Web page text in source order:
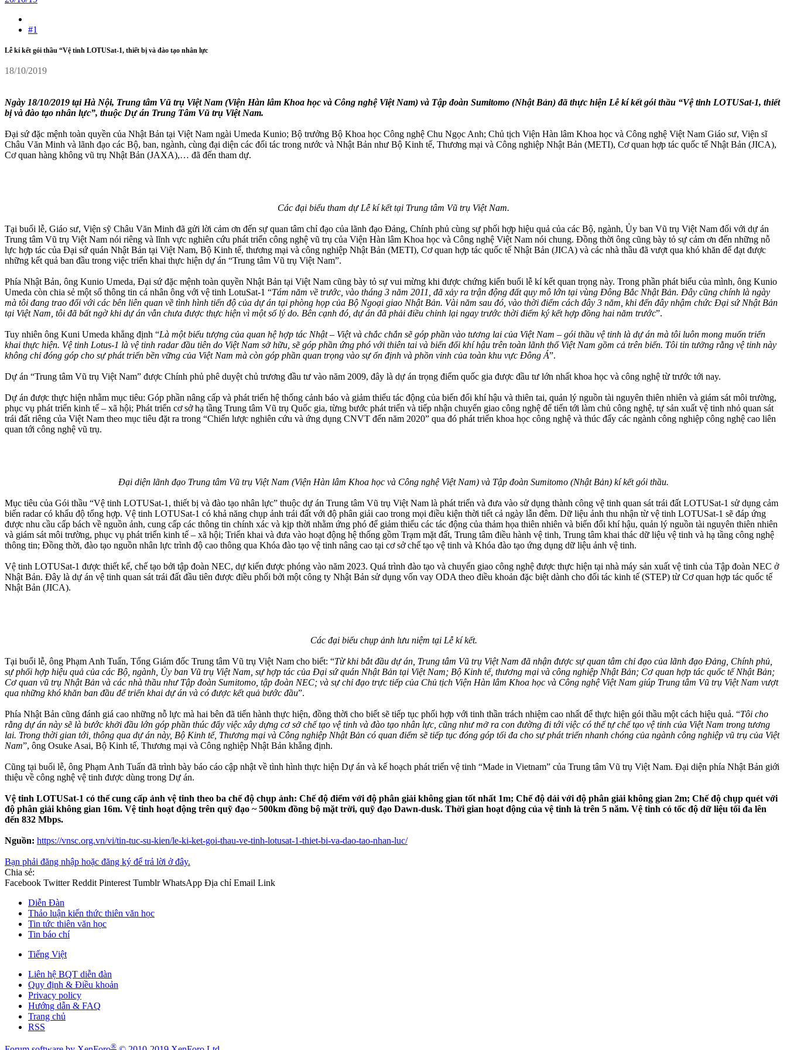
#1
Lễ kí kết gói thầu “Vệ tinh LOTUSat-1, thiết bị và đào tạo nhân lực
18/10/2019
Ngày 18/10/2019 tại Hà Nội, Trung tâm Vũ trụ Việt Nam (Viện Hàn lâm Khoa học và Công nghệ Việt Nam) và Tập đoàn Sumitomo (Nhật Bản) đã thực hiện Lễ kí kết gói thầu “Vệ tinh LOTUSat-1, thiết
bị và đào tạo nhân lực”, thuộc Dự án Trung Tâm Vũ trụ Việt Nam.
Đại sứ đặc mệnh toàn quyền của Nhật Bản tại Việt Nam ngài Umeda Kunio; Bộ trưởng Bộ Khoa học Công nghệ Chu Ngọc Anh; Chủ tịch Viện Hàn lâm Khoa học và Công nghệ Việt Nam Giáo sư, Viện sĩ
Châu Văn Minh và lãnh đạo các Bộ, ban, ngành, cùng đại diện các đối tác trong nước và Nhật Bản như Bộ Kinh tế, Thương mại và Công nghiệp Nhật Bản (METI), Cơ quan hợp tác quốc tế Nhật Bản (JICA),
Cơ quan hàng không vũ trụ Nhật Bản (JAXA),… đã đến tham dự.
Các đại biểu tham dự Lễ kí kết tại Trung tâm Vũ trụ Việt Nam.
Tại buổi lễ, Giáo sư, Viện sỹ Châu Văn Minh đã gửi lời cảm ơn đến sự quan tâm chỉ đạo của lãnh đạo Đảng, Chính phủ cùng sự phối hợp hiệu quả của các Bộ, ngành, Ủy ban Vũ trụ Việt Nam đối với dự án
Trung tâm Vũ trụ Việt Nam nói riêng và lĩnh vực nghiên cứu phát triển công nghệ vũ trụ của Viện Hàn lâm Khoa học và Công nghệ Việt Nam nói chung. Đồng thời ông cũng bày tỏ sự cảm ơn đến những nỗ
lực hợp tác của Đại sứ quán Nhật Bản tại Việt Nam, Bộ Kinh tế, thương mại và công nghiệp Nhật Bản (METI), Cơ quan hợp tác quốc tế Nhật Bản (JICA) và các nhà thầu đã vượt qua khó khăn để đạt được
những kết quả ban đầu trong việc triển khai thực hiện dự án “Trung tâm Vũ trụ Việt Nam”.
Phía Nhật Bản, ông Kunio Umeda, Đại sứ đặc mệnh toàn quyền Nhật Bản tại Việt Nam cũng bày tỏ sự vui mừng khi được chứng kiến buổi lễ kí kết quan trọng này. Trong phần phát biểu của mình, ông Kunio
Umeda còn chia sẻ một số thông tin cá nhân ông với vệ tinh LotuSat-1 “Tám năm về trước, vào tháng 3 năm 2011, đã xảy ra trận động đất quy mô lớn tại vùng Đông Bắc Nhật Bản. Đây cũng chính là ngày
mà tôi đang trao đổi với các bên liên quan về tình hình tiến độ của dự án tại phòng họp của Bộ Ngoại giao Nhật Bản. Vài năm sau đó, vào thời điểm cách đây 3 năm, khi đến đây nhậm chức Đại sứ Nhật Bản
tại Việt Nam, tôi đã bất ngờ khi dự án vẫn chưa được thực hiện vì một số lý do. Bên cạnh đó, dự án đã phải điều chỉnh lại ngay trước thời điểm ký kết hợp đồng hai năm trước”.
Tuy nhiên ông Kuni Umeda khẳng định “Là một biểu tượng của quan hệ hợp tác Nhật – Việt và chắc chắn sẽ góp phần vào tương lai của Việt Nam – gói thầu vệ tinh là dự án mà tôi luôn mong muốn triển
khai thực hiện. Vệ tinh Lotus-1 là vệ tinh radar đầu tiên do Việt Nam sở hữu, sẽ góp phần ứng phó với thiên tai và biến đổi khí hậu trên toàn lãnh thổ Việt Nam gồm cả trên biển. Tôi tin tưởng rằng vệ tinh này
không chỉ đóng góp cho sự phát triển bền vững của Việt Nam mà còn góp phần quan trọng vào sự ổn định và phồn vinh của toàn khu vực Đông Á”.
Dự án “Trung tâm Vũ trụ Việt Nam” được Chính phủ phê duyệt chủ trương đầu tư vào năm 2009, đây là dự án trọng điểm quốc gia được đầu tư lớn nhất khoa học và công nghệ từ trước tới nay.
Dự án được thực hiện nhằm mục tiêu: Góp phần nâng cấp và phát triển hệ thống cảnh báo và giảm thiểu tác động của biến đổi khí hậu và thiên tai, quản lý nguồn tài nguyên thiên nhiên và giám sát môi trường,
phục vụ phát triển kinh tế – xã hội; Phát triển cơ sở hạ tầng Trung tâm Vũ trụ Quốc gia, từng bước phát triển và tiếp nhận chuyển giao công nghệ để tiến tới làm chủ công nghệ, tự sản xuất vệ tinh nhỏ quan sát
trái đất riêng của Việt Nam theo mục tiêu đặt ra trong “Chiến lược nghiên cứu và ứng dụng CNVT đến năm 2020” qua đó phát triển khoa học công nghệ và thúc đẩy các ngành công nghiệp công nghệ cao liên
quan tới công nghệ vũ trụ.
Đại diện lãnh đạo Trung tâm Vũ trụ Việt Nam (Viện Hàn lâm Khoa học và Công nghệ Việt Nam) và Tập đoàn Sumitomo (Nhật Bản) kí kết gói thầu.
Mục tiêu của Gói thầu “Vệ tinh LOTUSat-1, thiết bị và đào tạo nhân lực” thuộc dự án Trung tâm Vũ trụ Việt Nam là phát triển và đưa vào sử dụng thành công vệ tinh quan sát trái đất LOTUSat-1 sử dụng cảm
biến radar có khẩu độ tổng hợp. Vệ tinh LOTUSat-1 có khả năng chụp ảnh trái đất với độ phân giải cao trong mọi điều kiện thời tiết cả ngày lẫn đêm. Dữ liệu ảnh thu nhận từ vệ tinh LOTUSat-1 sẽ đáp ứng
được nhu cầu cấp bách về nguồn ảnh, cung cấp các thông tin chính xác và kịp thời nhằm ứng phó để giảm thiểu các tác động của thảm họa thiên nhiên và biến đổi khí hậu, quản lý nguồn tài nguyên thiên nhiên
và giám sát môi trường, phục vụ phát triển kinh tế – xã hội; Triển khai và đưa vào hoạt động hệ thống gồm Trạm mặt đất, Trung tâm điều hành vệ tinh, Trung tâm khai thác dữ liệu vệ tinh và hạ tầng công nghệ
thông tin; Đồng thời, đào tạo nguồn nhân lực trình độ cao thông qua Khóa đào tạo vệ tinh nâng cao tại cơ sở chế tạo vệ tinh và Khóa đào tạo ứng dụng dữ liệu ảnh vệ tinh.
Vệ tinh LOTUSat-1 được thiết kế, chế tạo bởi tập đoàn NEC, dự kiến được phóng vào năm 2023. Quá trình đào tạo và chuyển giao công nghệ được thực hiện tại nhà máy sản xuất vệ tinh của Tập đoàn NEC ở
Nhật Bản. Đây là dự án vệ tinh quan sát trái đất đầu tiên được điều phối bởi một công ty Nhật Bản sử dụng vốn vay ODA theo điều khoản đặc biệt dành cho đối tác kinh tế (STEP) từ Cơ quan hợp tác quốc tế
Nhật Bản (JICA).
Các đại biểu chụp ảnh lưu niệm tại Lễ kí kết.
Tại buổi lễ, ông Phạm Anh Tuấn, Tổng Giám đốc Trung tâm Vũ trụ Việt Nam cho biết: “Từ khi bắt đầu dự án, Trung tâm Vũ trụ Việt Nam đã nhận được sự quan tâm chỉ đạo của lãnh đạo Đảng, Chính phủ,
sự phối hợp hiệu quả của các Bộ, ngành, Ủy ban Vũ trụ Việt Nam, sự hợp tác của Đại sứ quán Nhật Bản tại Việt Nam; Bộ Kinh tế, thương mại và công nghiệp Nhật Bản; Cơ quan hợp tác quốc tế Nhật Bản;
Cơ quan vũ trụ Nhật Bản và các nhà thầu như Tập đoàn Sumitomo, tập đoàn NEC; và sự chỉ đạo trực tiếp của Chủ tịch Viện Hàn lâm Khoa học và Công nghệ Việt Nam giúp Trung tâm Vũ trụ Việt Nam vượt
qua những khó khăn ban đầu để triển khai dự án và có được kết quả bước đầu”.
Phía Nhật Bản cũng đánh giá cao những nỗ lực mà hai bên đã tiến hành thực hiện, đồng thời cho biết sẽ tiếp tục phối hợp với tinh thần trách nhiệm cao nhất để thực hiện gói thầu một cách hiệu quả. “Tôi cho
rằng dự án này sẽ là bước khởi đầu lớn góp phần thúc đẩy việc xây dựng cơ sở chế tạo vệ tinh và đào tạo nhân lực, cũng như mở ra con đường đi tới việc có thể tự chế tạo vệ tinh của Việt Nam trong tương
lai. Trong thời gian tới, thông qua dự án này, Bộ Kinh tế, Thương mại và Công nghiệp Nhật Bản có quan điểm sẽ tiếp tục đóng góp tối đa cho sự phát triển nhanh chóng của ngành công nghiệp vũ trụ của Việt
Nam”, ông Osuke Asai, Bộ Kinh tế, Thương mại và Công nghiệp Nhật Bản khẳng định.
Cũng tại buổi lễ, ông Phạm Anh Tuấn đã trình bày báo cáo cập nhật về tình hình thực hiện Dự án và kế hoạch phát triển vệ tinh “Made in Vietnam” của Trung tâm Vũ trụ Việt Nam. Đại diện phía Nhật Bản giới
thiệu về công nghệ vệ tinh được dùng trong Dự án.
Vệ tinh LOTUSat-1 có thể cung cấp ảnh vệ tinh theo ba chế độ chụp ảnh: Chế độ điểm với độ phân giải không gian tốt nhất 1m; Chế độ dải với độ phân giải không gian 2m; Chế độ chụp quét với
độ phân giải không gian 16m. Vệ tinh hoạt động trên quỹ đạo ~ 500km đồng bộ mặt trời, quỹ đạo Dawn-dusk. Thời gian hoạt động của vệ tinh là trên 5 năm. Vệ tinh có tốc độ dữ liệu tối đa lên
đến 832 Mbps.
Nguồn: https://vnsc.org.vn/vi/tin-tuc-su-kien/le-ki-ket-goi-thau-ve-tinh-lotusat-1-thiet-bi-va-dao-tao-nhan-luc/
Bạn phải đăng nhập hoặc đăng ký để trả lời ở đây.
Chia sẻ:
Facebook Twitter Reddit Pinterest Tumblr WhatsApp Địa chỉ Email Link
Diễn Đàn
Thảo luận kiến thức thiên văn học
Tin tức thiên văn học
Tin báo chí
Tiếng Việt
Liên hệ BQT diễn đàn
Quy định & Điều khoản
Privacy policy
Hướng dẫn & FAQ
Trang chủ
RSS
®